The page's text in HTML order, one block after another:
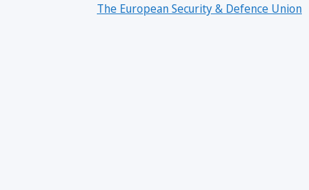
The European Security & Defence Union